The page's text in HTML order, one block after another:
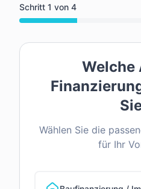
Schritt 1 von 4
Welche
Wählen Sie die
für Ihr